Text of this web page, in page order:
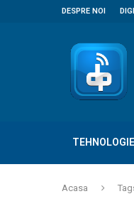
DESPRE NOI
TEHNOLOGIE
Acasa